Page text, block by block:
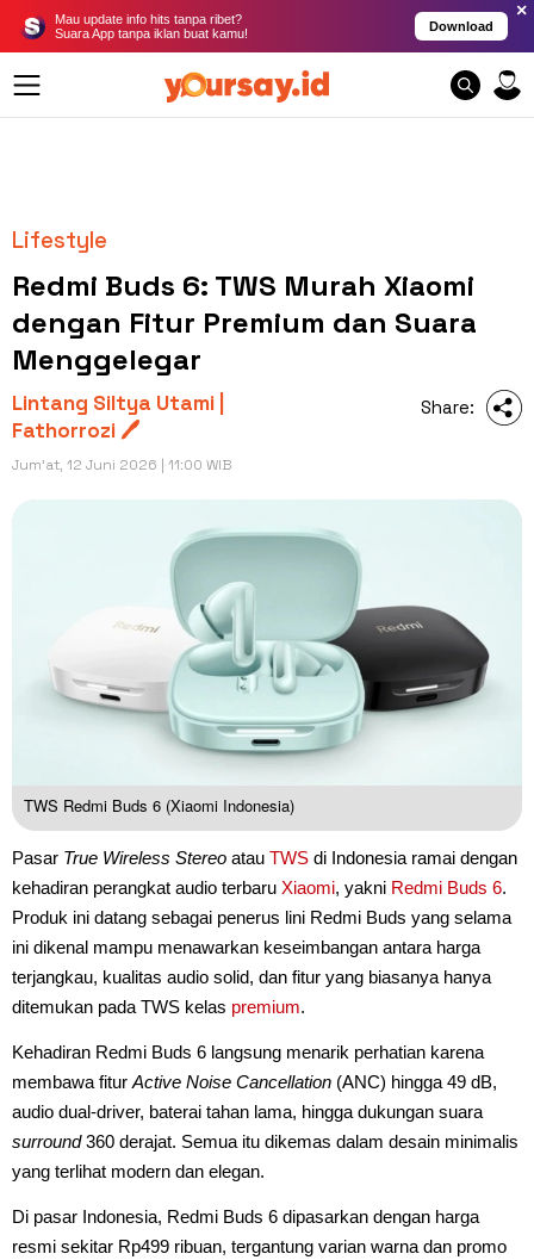
Mau update info hits tanpa ribet?
Suara App tanpa iklan buat kamu!
Download
×
Lifestyle
Redmi Buds 6: TWS Murah Xiaomi
dengan Fitur Premium dan Suara
Menggelegar
Lintang Siltya Utami |
Fathorrozi 🖊️
Jum'at, 12 Juni 2026 | 11:00 WIB
Share:
TWS Redmi Buds 6 (Xiaomi Indonesia)
Pasar True Wireless Stereo atau TWS di Indonesia ramai dengan
kehadiran perangkat audio terbaru Xiaomi, yakni Redmi Buds 6.
Produk ini datang sebagai penerus lini Redmi Buds yang selama
ini dikenal mampu menawarkan keseimbangan antara harga
terjangkau, kualitas audio solid, dan fitur yang biasanya hanya
ditemukan pada TWS kelas premium.
Kehadiran Redmi Buds 6 langsung menarik perhatian karena
membawa fitur Active Noise Cancellation (ANC) hingga 49 dB,
audio dual-driver, baterai tahan lama, hingga dukungan suara
surround360 derajat. Semua itu dikemas dalam desain minimalis
yang terlihat modern dan elegan.
Di pasar Indonesia, Redmi Buds 6 dipasarkan dengan harga
resmi sekitar Rp499 ribuan, tergantung varian warna dan promo